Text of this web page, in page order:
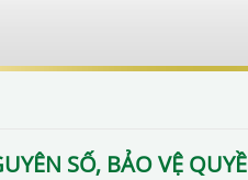
SỐ, BẢO VỆ